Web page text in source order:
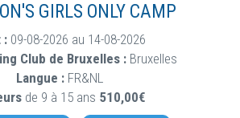
GIRLS ONLY CAMP
: 09-08-2026 au 14-08-2026
Club de Bruxelles : Bruxelles
Langue : FR&NL
de 9 à 15 ans 510,00€